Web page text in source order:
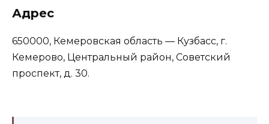
Адрес
650000, Кемеровская область — Кузбасс, г.
Кемерово, Центральный район, Советский
проспект, д. 30.